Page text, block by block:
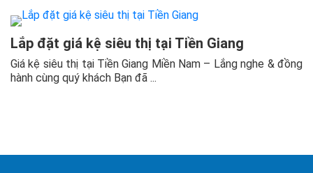
Lắp đặt giá kệ siêu thị tại Tiền Giang
Giá kệ siêu thị tại Tiền Giang Miền Nam – Lắng nghe & đồng
hành cùng quý khách Bạn đã ...